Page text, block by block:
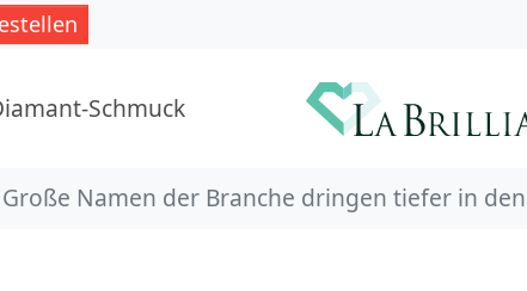
Schmuck
Große Namen der Branche dringen tiefer in